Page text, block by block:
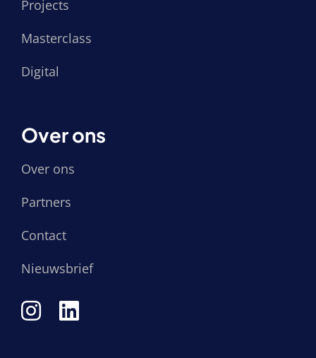
Projects
Masterclass
Digital
Over ons
Over ons
Partners
Contact
Nieuwsbrief